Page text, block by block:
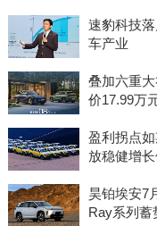
速豹科技
车产业
叠加六重
价17.99万
盈利拐点
放稳健增
昊铂埃安7
Ray系列蓄